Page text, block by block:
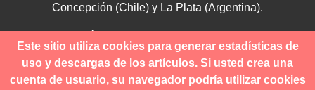
Concepción (Chile) y La Plata (Argentina).
contacto@revistanuestramerica.cl
Toda comunicación respecto a los envíos se deben realizar
Este sitio utiliza cookies para generar estadísticas de
uso y descargas de los artículos. Si usted crea una
cuenta de usuario, su navegador podría utilizar cookies